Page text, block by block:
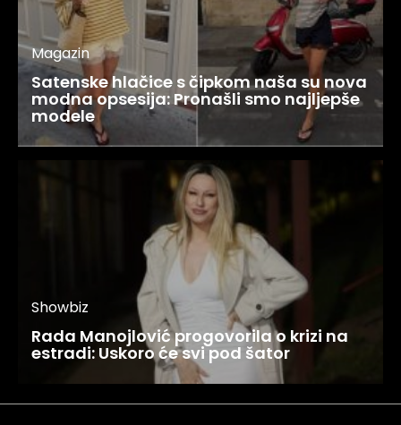
Magazin
Satenske hlačice s čipkom naša su nova
modna opsesija: Pronašli smo najljepše
modele
Showbiz
Rada Manojlović progovorila o krizi na
estradi: Uskoro će svi pod šator